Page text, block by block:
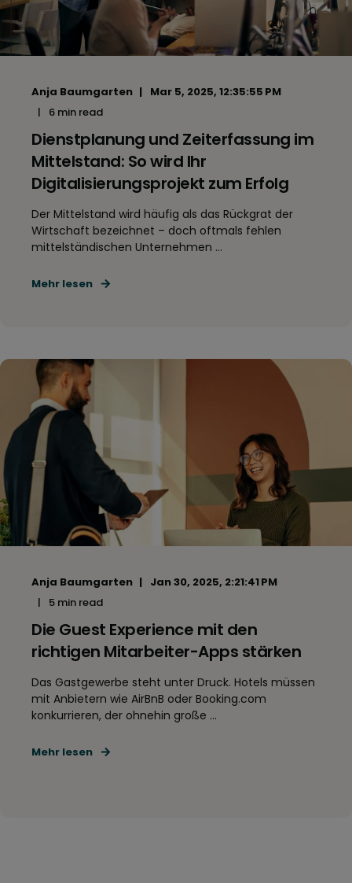
Anja Baumgarten
Mar 5, 2025, 12:35:55 PM
6 min read
Dienstplanung und Zeiterfassung im
Mittelstand: So wird Ihr
Digitalisierungsprojekt zum Erfolg
Der Mittelstand wird häufig als das Rückgrat der
Wirtschaft bezeichnet – doch oftmals fehlen
mittelständischen Unternehmen ...
Mehr lesen
Anja Baumgarten
Jan 30, 2025, 2:21:41 PM
5 min read
Die Guest Experience mit den
richtigen Mitarbeiter-Apps stärken
Das Gastgewerbe steht unter Druck. Hotels müssen
mit Anbietern wie AirBnB oder Booking.com
konkurrieren, der ohnehin große ...
Mehr lesen